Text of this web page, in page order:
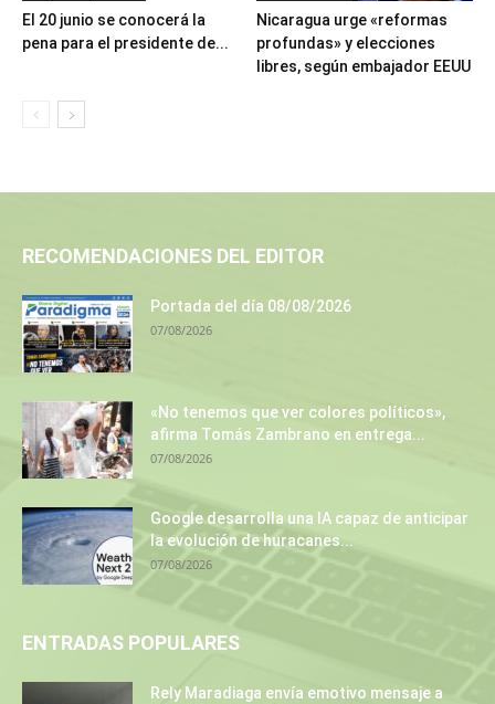
El 20 junio se conocerá la
pena para el presidente de...
Nicaragua urge «reformas
profundas» y elecciones
libres, según embajador EEUU
RECOMENDACIONES DEL EDITOR
Portada del día 08/08/2026
07/08/2026
«No tenemos que ver colores políticos»,
afirma Tomás Zambrano en entrega...
07/08/2026
Google desarrolla una IA capaz de anticipar
la evolución de huracanes...
07/08/2026
ENTRADAS POPULARES
Rely Maradiaga envía emotivo mensaje a